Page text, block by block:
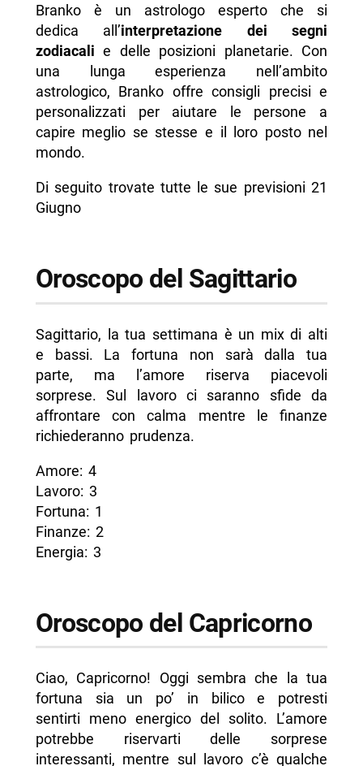
Branko è un astrologo esperto che si
dedica all’interpretazione dei segni
zodiacali e delle posizioni planetarie. Con
una lunga esperienza nell’ambito
astrologico, Branko offre consigli precisi e
personalizzati per aiutare le persone a
capire meglio se stesse e il loro posto nel
mondo.
Di seguito trovate tutte le sue previsioni 21
Giugno
Oroscopo del Sagittario
Sagittario, la tua settimana è un mix di alti
e bassi. La fortuna non sarà dalla tua
parte, ma l’amore riserva piacevoli
sorprese. Sul lavoro ci saranno sfide da
affrontare con calma mentre le finanze
richiederanno prudenza.
Amore: 4
Lavoro: 3
Fortuna: 1
Finanze: 2
Energia: 3
Oroscopo del Capricorno
Ciao, Capricorno! Oggi sembra che la tua
fortuna sia un po’ in bilico e potresti
sentirti meno energico del solito. L’amore
potrebbe riservarti delle sorprese
interessanti, mentre sul lavoro c’è qualche